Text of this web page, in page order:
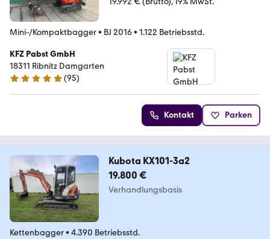
Mini-/Kompaktbagger• BJ 2016• 1.122 Betriebsstd.
KFZ Pabst GmbH
18311 Ribnitz Damgarten
4.9 Sterne
(95)
Kontakt Parken
Kubota KX101-3a2
19.800 €
Verhandlungsbasis
Kettenbagger• 4.390 Betriebsstd.